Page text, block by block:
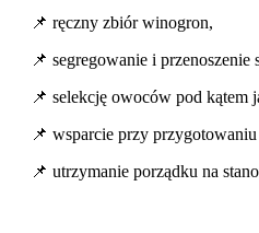
📌 ręczny zbiór winogron,
📌 segregowanie i przenoszenie
📌 selekcję owoców pod kątem
📌 wsparcie przy
📌 utrzymanie porządku na